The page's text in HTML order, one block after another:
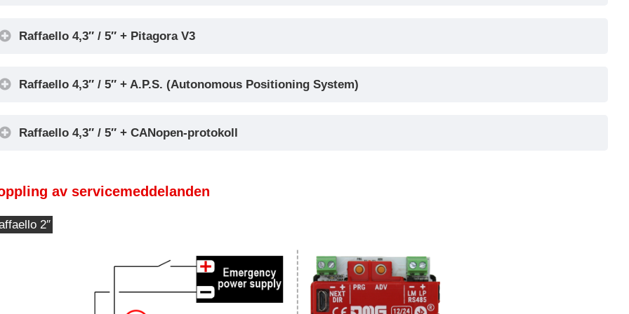
Raffaello 4,3″ / 5″ + Pitagora V3
Raffaello 4,3″ / 5″ + A.P.S. (Autonomous Positioning System)
Raffaello 4,3″ / 5″ + CANopen-protokoll
av servicemeddelanden
2″